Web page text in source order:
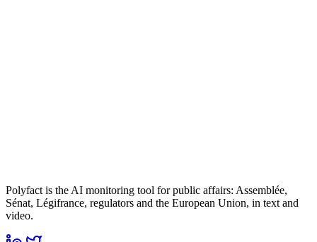
Polyfact is the AI monitoring tool for public affairs: Assemblée,
Sénat, Légifrance, regulators and the European Union, in text and
video.